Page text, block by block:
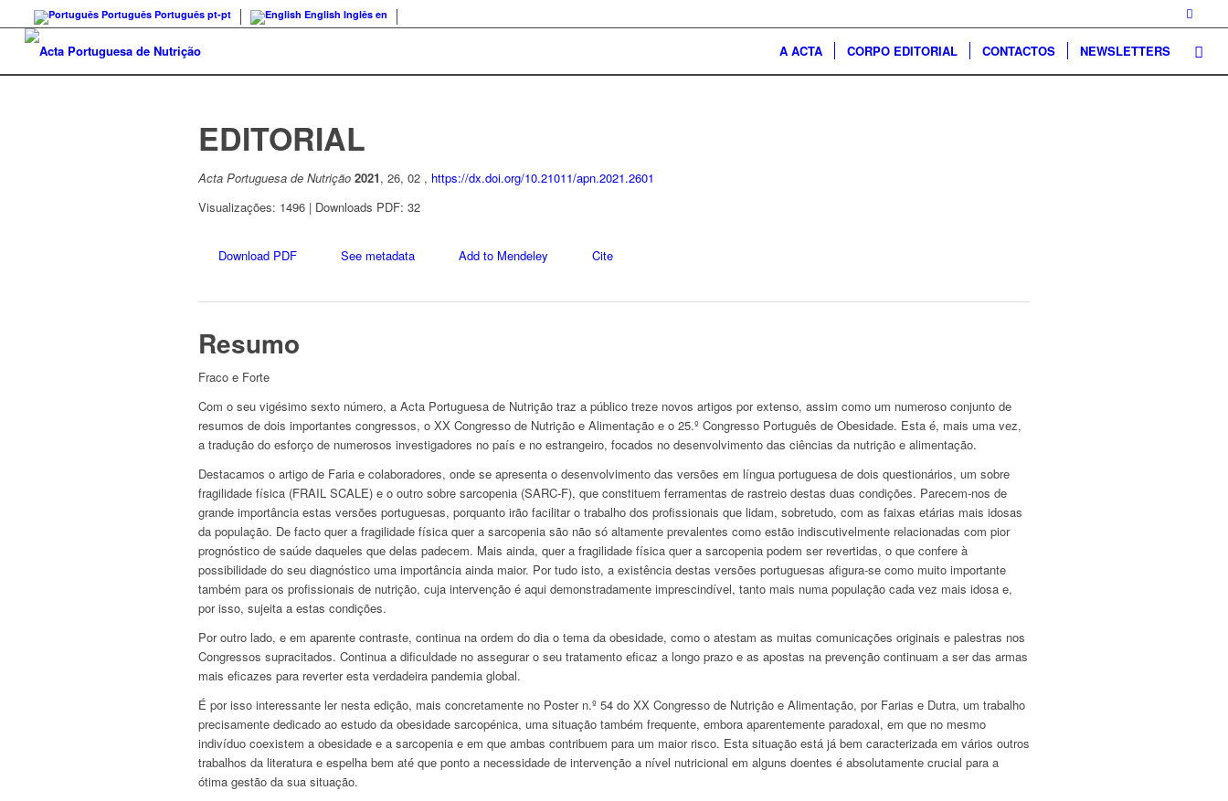
Português Português pt-pt English Inglês en
A ACTA CORPO EDITORIAL CONTACTOS NEWSLETTERS
EDITORIAL
Acta Portuguesa de Nutrição 2021, 26, 02 , https://dx.doi.org/10.21011/apn.2021.2601
Visualizações: 1496 | Downloads PDF: 32
Download PDF See metadata Add to Mendeley Cite
Resumo
Fraco e Forte
Com o seu vigésimo sexto número, a Acta Portuguesa de Nutrição traz a público treze novos artigos por extenso, assim como um numeroso conjunto de
resumos de dois importantes congressos, o XX Congresso de Nutrição e Alimentação e o 25.º Congresso Português de Obesidade. Esta é, mais uma vez,
a tradução do esforço de numerosos investigadores no país e no estrangeiro, focados no desenvolvimento das ciências da nutrição e alimentação.
Destacamos o artigo de Faria e colaboradores, onde se apresenta o desenvolvimento das versões em língua portuguesa de dois questionários, um sobre
fragilidade física (FRAIL SCALE) e o outro sobre sarcopenia (SARC-F), que constituem ferramentas de rastreio destas duas condições. Parecem-nos de
grande importância estas versões portuguesas, porquanto irão facilitar o trabalho dos profissionais que lidam, sobretudo, com as faixas etárias mais idosas
da população. De facto quer a fragilidade física quer a sarcopenia são não só altamente prevalentes como estão indiscutivelmente relacionadas com pior
prognóstico de saúde daqueles que delas padecem. Mais ainda, quer a fragilidade física quer a sarcopenia podem ser revertidas, o que confere à
possibilidade do seu diagnóstico uma importância ainda maior. Por tudo isto, a existência destas versões portuguesas afigura-se como muito importante
também para os profissionais de nutrição, cuja intervenção é aqui demonstradamente imprescindível, tanto mais numa população cada vez mais idosa e,
por isso, sujeita a estas condições.
Por outro lado, e em aparente contraste, continua na ordem do dia o tema da obesidade, como o atestam as muitas comunicações originais e palestras nos
Congressos supracitados. Continua a dificuldade no assegurar o seu tratamento eficaz a longo prazo e as apostas na prevenção continuam a ser das armas
mais eficazes para reverter esta verdadeira pandemia global.
É por isso interessante ler nesta edição, mais concretamente no Poster n.º 54 do XX Congresso de Nutrição e Alimentação, por Farias e Dutra, um trabalho
precisamente dedicado ao estudo da obesidade sarcopénica, uma situação também frequente, embora aparentemente paradoxal, em que no mesmo
indivíduo coexistem a obesidade e a sarcopenia e em que ambas contribuem para um maior risco. Esta situação está já bem caracterizada em vários outros
trabalhos da literatura e espelha bem até que ponto a necessidade de intervenção a nível nutricional em alguns doentes é absolutamente crucial para a
ótima gestão da sua situação.